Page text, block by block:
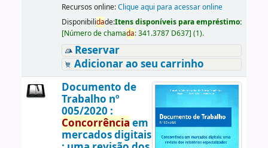
Recursos online:Clique aqui para acessar online
Disponibilidade:Itens disponíveis para empréstimo:
[Número de chamada:341.3787 D637] (1).
Reservar
Adicionar ao seu carrinho
Documento de
Trabalho nº
005/2020 :
Concorrência em
mercados digitais